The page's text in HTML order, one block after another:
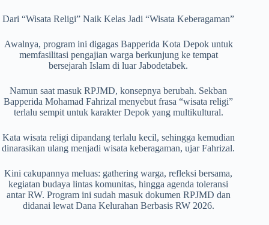
Dari “Wisata Religi” Naik Kelas Jadi “Wisata Keberagaman”
Awalnya, program ini digagas Bapperida Kota Depok untuk
memfasilitasi pengajian warga berkunjung ke tempat
bersejarah Islam di luar Jabodetabek.
Namun saat masuk RPJMD, konsepnya berubah. Sekban
Bapperida Mohamad Fahrizal menyebut frasa “wisata religi”
terlalu sempit untuk karakter Depok yang multikultural.
Kata wisata religi dipandang terlalu kecil, sehingga kemudian
dinarasikan ulang menjadi wisata keberagaman, ujar Fahrizal.
Kini cakupannya meluas: gathering warga, refleksi bersama,
kegiatan budaya lintas komunitas, hingga agenda toleransi
antar RW. Program ini sudah masuk dokumen RPJMD dan
didanai lewat Dana Kelurahan Berbasis RW 2026.